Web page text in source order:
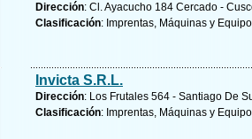
Dirección: Cl. Ayacucho 184 Cercado -
Clasificación: Imprentas, Máquinas y
Invicta S.R.L.
Dirección: Los Frutales 564 - Santiago De
Clasificación: Imprentas, Máquinas y